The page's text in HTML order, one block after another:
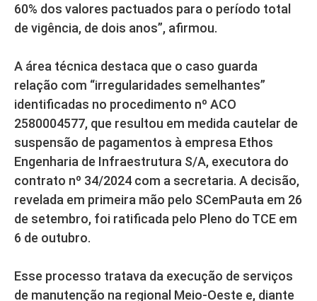
60% dos valores pactuados para o período total
de vigência, de dois anos”, afirmou.
A área técnica destaca que o caso guarda
relação com “irregularidades semelhantes”
identificadas no procedimento nº ACO
2580004577, que resultou em medida cautelar de
suspensão de pagamentos à empresa Ethos
Engenharia de Infraestrutura S/A, executora do
contrato nº 34/2024 com a secretaria. A decisão,
revelada em primeira mão pelo SCemPauta em 26
de setembro, foi ratificada pelo Pleno do TCE em
6 de outubro.
Esse processo tratava da execução de serviços
de manutenção na regional Meio-Oeste e, diante